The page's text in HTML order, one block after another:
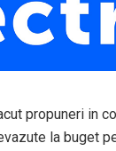
propuneri in
la buget